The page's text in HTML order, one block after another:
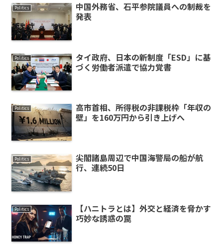
Politics
中国外務省、石平参院議員への制裁を
発表
Politics
タイ政府、日本の新制度「ESD」に基
づく労働者派遣で協力覚書
Politics
高市首相、所得税の非課税枠「年収の
壁」を160万円から引き上げへ
Politics
尖閣諸島周辺で中国海警局の船が航
行、連続50日
Politics
【ハニトラとは】外交と経済を脅かす
巧妙な誘惑の罠